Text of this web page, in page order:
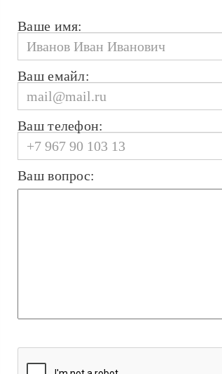
Ваше имя:
Ваш емайл:
Ваш телефон:
Ваш вопрос: